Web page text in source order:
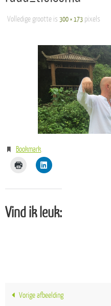
Volledige grootte is 300 × 173 pixels
Bookmark.
Vind ik leuk:
Vorige afbeelding